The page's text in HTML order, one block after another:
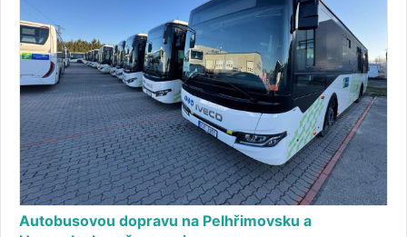
Autobusovou dopravu na Pelhřimovsku a